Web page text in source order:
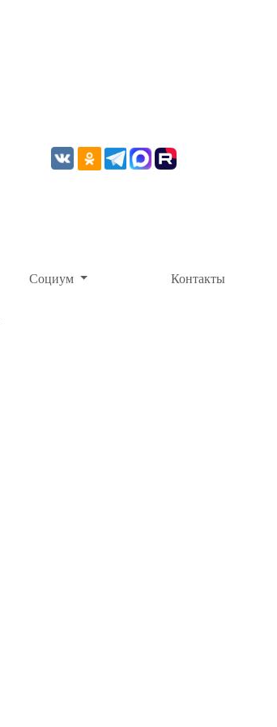
Социум Контакты